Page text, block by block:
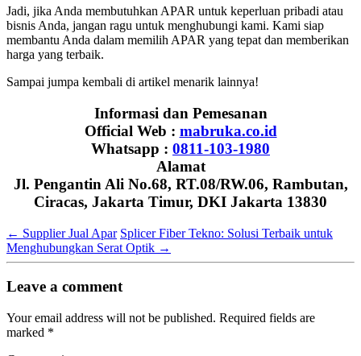
Jadi, jika Anda membutuhkan APAR untuk keperluan pribadi atau
bisnis Anda, jangan ragu untuk menghubungi kami. Kami siap
membantu Anda dalam memilih APAR yang tepat dan memberikan
harga yang terbaik.
Sampai jumpa kembali di artikel menarik lainnya!
Informasi dan Pemesanan
Official Web : mabruka.co.id
Whatsapp : 0811-103-1980
Alamat
Jl. Pengantin Ali No.68, RT.08/RW.06, Rambutan,
Ciracas, Jakarta Timur, DKI Jakarta 13830
← Supplier Jual Apar Splicer Fiber Tekno: Solusi Terbaik untuk
Menghubungkan Serat Optik →
Leave a comment
Your email address will not be published. Required fields are
marked *